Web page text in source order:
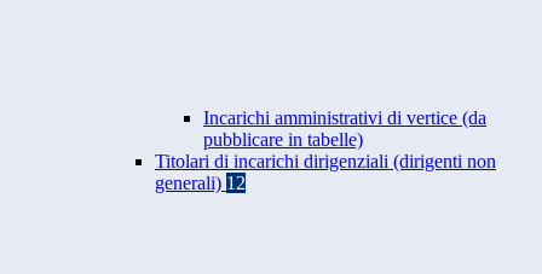
Incarichi amministrativi di vertice (da
pubblicare in tabelle)
Titolari di incarichi dirigenziali (dirigenti non
generali) 12